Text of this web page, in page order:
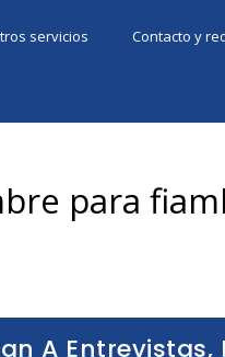
servicios Contacto y
para
A Entrevistas,